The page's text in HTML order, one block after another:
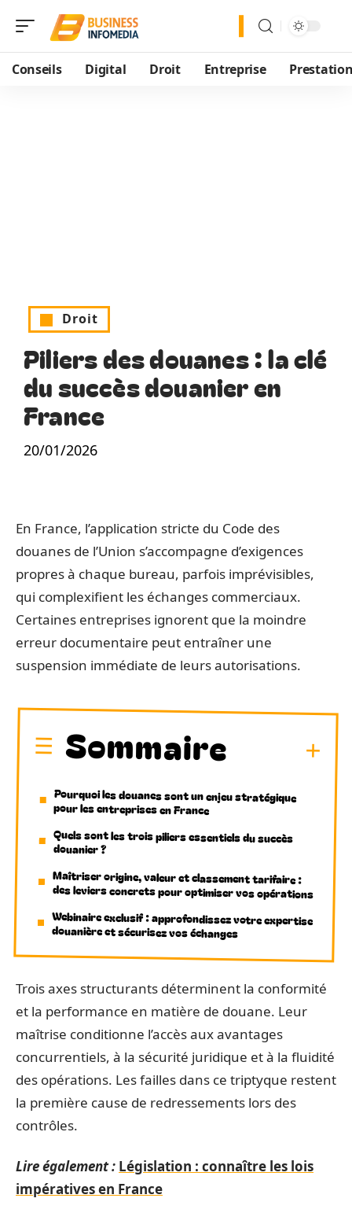
Conseils Digital Droit Entreprise
Droit
Piliers des douanes : la clé
du succès douanier en
France
20/01/2026
En France, l’application stricte du Code des
douanes de l’Union s’accompagne d’exigences
propres à chaque bureau, parfois imprévisibles,
qui complexifient les échanges commerciaux.
Certaines entreprises ignorent que la moindre
erreur documentaire peut entraîner une
suspension immédiate de leurs autorisations.
Sommaire
Pourquoi les douanes sont un enjeu stratégique
pour les entreprises en France
Quels sont les trois piliers essentiels du succès
douanier ?
Maîtriser origine, valeur et classement tarifaire :
des leviers concrets pour optimiser vos opérations
Webinaire exclusif : approfondissez votre expertise
douanière et sécurisez vos échanges
Trois axes structurants déterminent la conformité
et la performance en matière de douane. Leur
maîtrise conditionne l’accès aux avantages
concurrentiels, à la sécurité juridique et à la fluidité
des opérations. Les failles dans ce triptyque restent
la première cause de redressements lors des
contrôles.
Lire également : Législation : connaître les lois
impératives en France